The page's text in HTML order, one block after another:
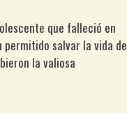
que falleció en
salvar la vida de
la valiosa